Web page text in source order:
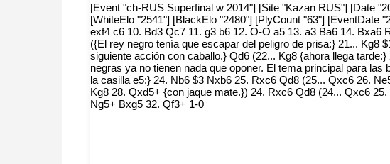
[Event "ch-RUS Superfinal w 2014"] [Site "Kazan RUS"] [Date
[WhiteElo "2541"] [BlackElo "2480"] [PlyCount "63"] [EventDate
exf4 c6 10. Bd3 Qc7 11. g3 b6 12. O-O a5 13. a3 Ba6 14.
({El rey negro tenía que escapar del peligro de prisa:} 21... Kg8
siguiente acción con caballo.} Qd6 (22... Kg8 {ahora llega
negras ya no tienen nada que oponer. El tema principal para
la casilla e5:} 24. Nb6 $3 Nxb6 25. Rxc6 Qd8 (25... Qxc6 26.
Kg8 28. Qxd5+ {con jaque mate.}) 24. Rxc6 Qd8 (24... Qxc6
Ng5+ Bxg5 32. Qf3+ 1-0